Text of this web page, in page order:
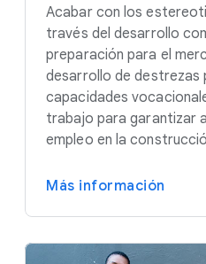
Acabar con los
través del desarrollo
preparación para el
desarrollo de destrezas
capacidades
trabajo para garantizar
empleo en la
Más información